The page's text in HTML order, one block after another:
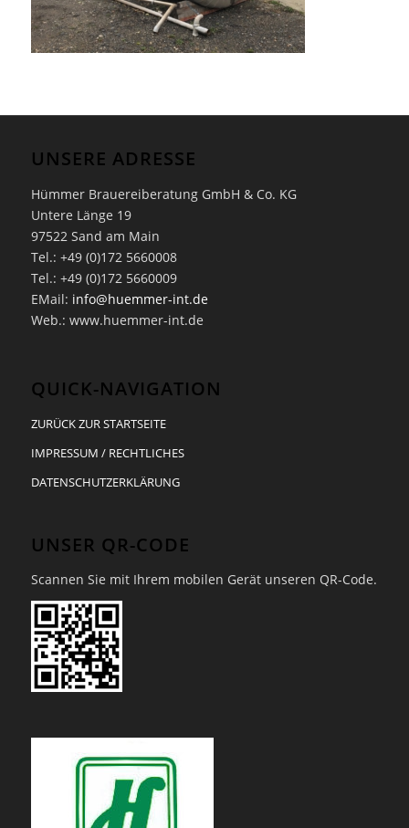
UNSERE ADRESSE
Hümmer Brauereiberatung GmbH & Co. KG
Untere Länge 19
97522 Sand am Main
Tel.: +49 (0)172 5660008
Tel.: +49 (0)172 5660009
EMail: info@huemmer-int.de
Web.: www.huemmer-int.de
QUICK-NAVIGATION
ZURÜCK ZUR STARTSEITE
IMPRESSUM / RECHTLICHES
DATENSCHUTZERKLÄRUNG
UNSER QR-CODE
Scannen Sie mit Ihrem mobilen Gerät unseren QR-Code.